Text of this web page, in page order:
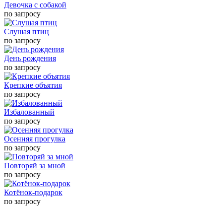
Девочка с собакой
по запросу
Слушая птиц
по запросу
День рождения
по запросу
Крепкие объятия
по запросу
Избалованный
по запросу
Осенняя прогулка
по запросу
Повторяй за мной
по запросу
Котёнок-подарок
по запросу